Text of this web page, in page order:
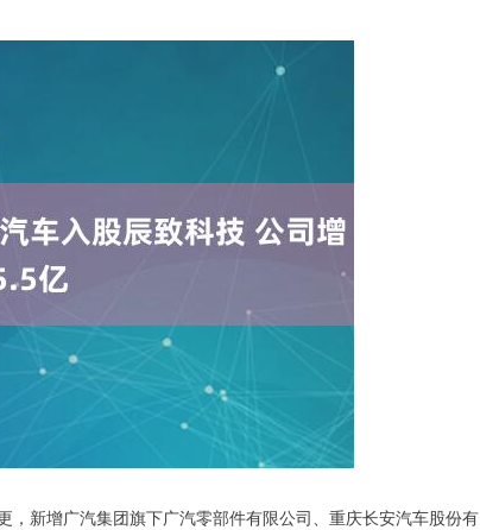
新增广汽集团旗下广汽零部件有限公司、重庆长安汽车股份有